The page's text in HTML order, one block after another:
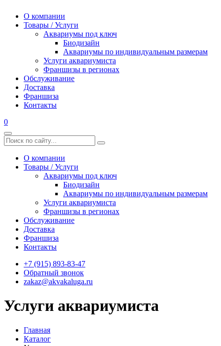
О компании
Товары / Услуги
Аквариумы под ключ
Биодизайн
Аквариумы по индивидуальным размерам
Услуги аквариумиста
Франшизы в регионах
Обслуживание
Доставка
Франшиза
Контакты
0
О компании
Товары / Услуги
Аквариумы под ключ
Биодизайн
Аквариумы по индивидуальным размерам
Услуги аквариумиста
Франшизы в регионах
Обслуживание
Доставка
Франшиза
Контакты
+7 (915) 893-83-47
Обратный звонок
zakaz@akvakaluga.ru
Услуги аквариумиста
Главная
Каталог